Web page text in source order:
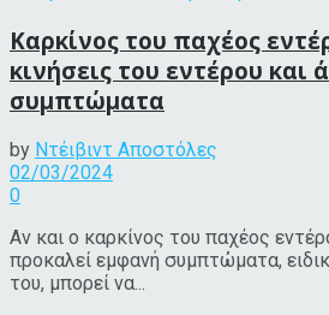
Καρκίνος του παχέος
κινήσεις του εντέρου και
συμπτώματα
by Ντέιβιντ Αποστόλες
02/03/2024
0
Αν και ο καρκίνος του παχέος
προκαλεί εμφανή συμπτώματα,
του, μπορεί να...